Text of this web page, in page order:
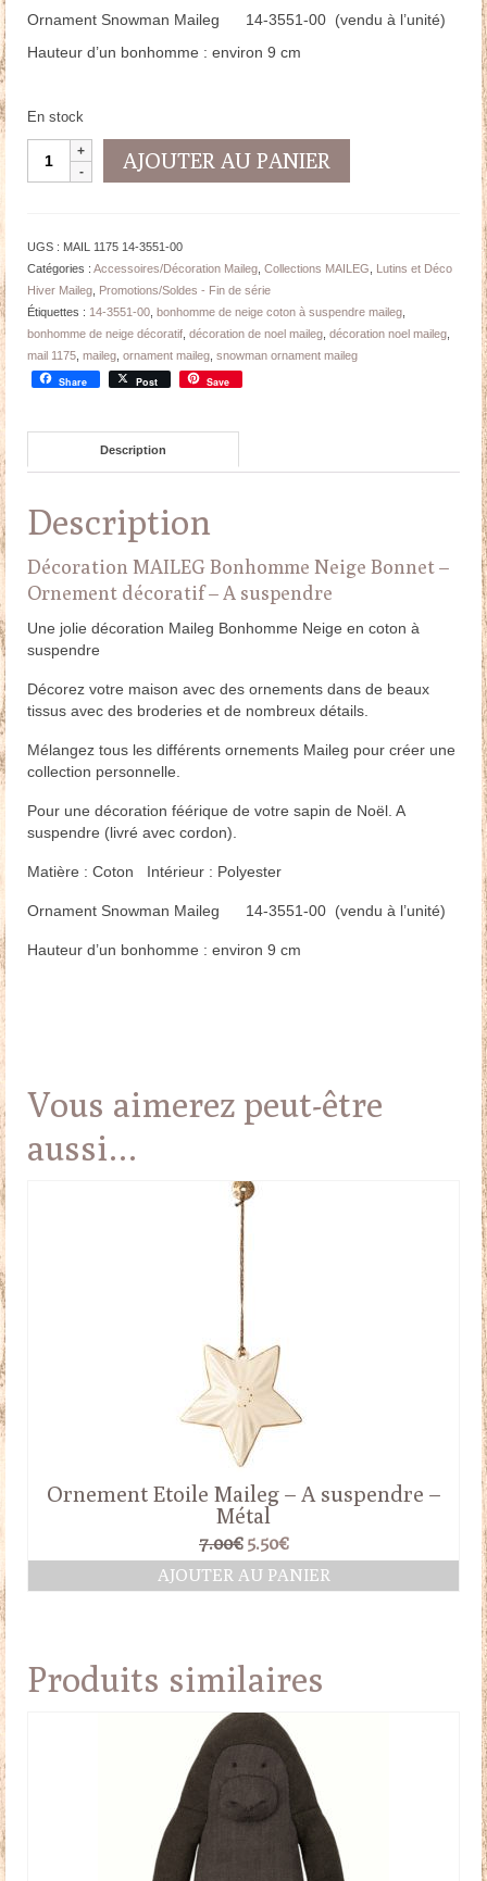
Ornament Snowman Maileg 14-3551-00 (vendu à l’unité)
Hauteur d’un bonhomme : environ 9 cm
En stock
quantité
Coton
AJOUTER AU PANIER
UGS : MAIL 1175 14-3551-00
Catégories : Accessoires/Décoration Maileg Collections MAILEG
Lutins et Déco
Hiver Maileg
Promotions/Soldes - Fin de série
Étiquettes : 14-3551-00 bonhomme de neige coton à suspendre maileg
bonhomme de neige décoratif décoration de noel maileg décoration noel maileg
mail 1175 maileg ornament maileg snowman ornament maileg
Share Post Save
Description
Description
Décoration MAILEG Bonhomme Neige Bonnet –
Ornement décoratif – A suspendre
Une jolie décoration Maileg Bonhomme Neige en coton à
suspendre
Décorez votre maison avec des ornements dans de beaux
tissus avec des broderies et de nombreux détails.
Mélangez tous les différents ornements Maileg pour créer une
collection personnelle.
Pour une décoration féérique de votre sapin de Noël. A
suspendre (livré avec cordon).
Matière : Coton Intérieur : Polyester
Ornament Snowman Maileg 14-3551-00 (vendu à l’unité)
Hauteur d’un bonhomme : environ 9 cm
Vous aimerez peut-être
aussi…
Ornement Etoile Maileg – A suspendre –
Métal
7.00€ Le
prix
initial
5.50€Le
prix
actuel
AJOUTER AU PANIER
Produits similaires